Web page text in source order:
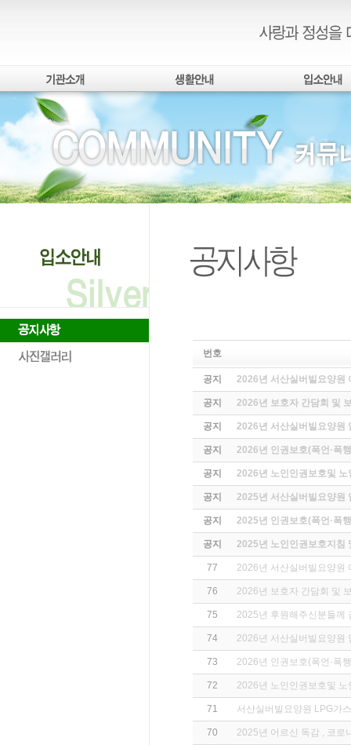
번호
공지 2026년 서산실버빌요양원
공지 2026년 보호자 간담회 및
공지 2026년 서산실버빌요양원
공지 2026년 인권보호(폭언·폭
공지 2026년 노인인권보호및 노
공지 2025년 서산실버빌요양원
공지 2025년 인권보호(폭언·폭
공지 2025년 노인인권보호지침
77 2026년 서산실버빌요양원
76 2026년 보호자 간담회 및
75 2025년 후원해주신분들께
74 2026년 서산실버빌요양
73 2026년 인권보호(폭언·폭
72 2026년 노인인권보호및
71 서산실버빌요양원 LPG가
70 2025년 어르신 독감 , 코